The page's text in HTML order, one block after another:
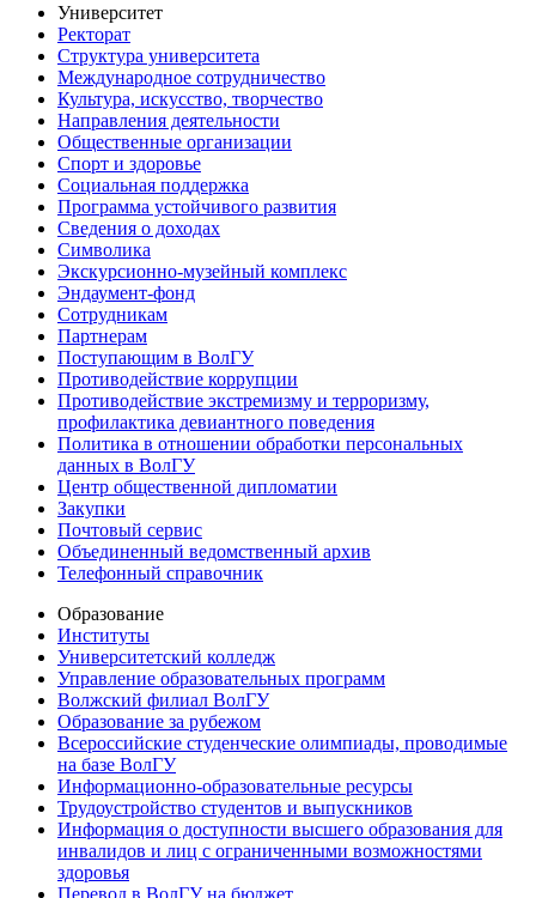
Университет
Ректорат
Структура университета
Международное сотрудничество
Культура, искусство, творчество
Направления деятельности
Общественные организации
Спорт и здоровье
Социальная поддержка
Программа устойчивого развития
Сведения о доходах
Символика
Экскурсионно-музейный комплекс
Эндаумент-фонд
Сотрудникам
Партнерам
Поступающим в ВолГУ
Противодействие коррупции
Противодействие экстремизму и терроризму,
профилактика девиантного поведения
Политика в отношении обработки персональных
данных в ВолГУ
Центр общественной дипломатии
Закупки
Почтовый сервис
Объединенный ведомственный архив
Телефонный справочник
Образование
Институты
Университетский колледж
Управление образовательных программ
Волжский филиал ВолГУ
Образование за рубежом
Всероссийские студенческие олимпиады, проводимые
на базе ВолГУ
Информационно-образовательные ресурсы
Трудоустройство студентов и выпускников
Информация о доступности высшего образования для
инвалидов и лиц с ограниченными возможностями
здоровья
Перевод в ВолГУ на бюджет